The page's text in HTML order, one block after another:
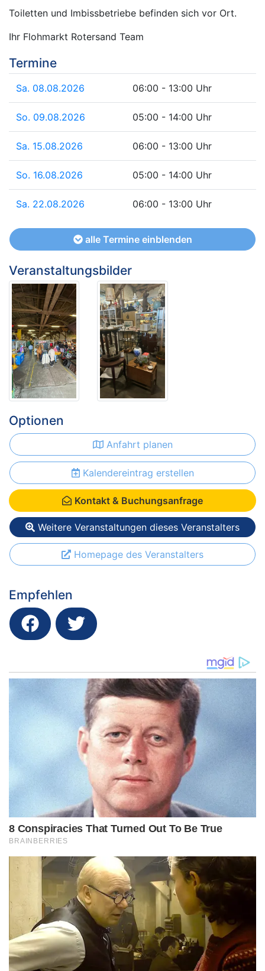
Toiletten und Imbissbetriebe befinden sich vor Ort.
Ihr Flohmarkt Rotersand Team
Termine
Sa. 08.08.2026 06:00 - 13:00 Uhr
So. 09.08.2026 05:00 - 14:00 Uhr
Sa. 15.08.2026 06:00 - 13:00 Uhr
So. 16.08.2026 05:00 - 14:00 Uhr
Sa. 22.08.2026 06:00 - 13:00 Uhr
alle Termine einblenden
Veranstaltungsbilder
Optionen
Anfahrt planen
Kalendereintrag erstellen
Kontakt & Buchungsanfrage
Weitere Veranstaltungen dieses Veranstalters
Homepage des Veranstalters
Empfehlen